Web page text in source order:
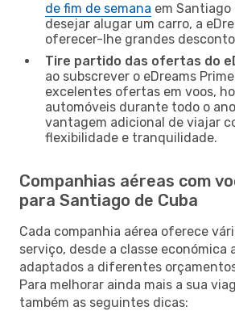
de fim de semana em Santiago
desejar alugar um carro, a
oferecer-lhe grandes
Tire partido das ofertas do
ao subscrever o eDreams
excelentes ofertas em voos,
automóveis durante todo o
vantagem adicional de viajar
flexibilidade e tranquilidade.
Companhias aéreas com
para Santiago de Cuba
Cada companhia aérea oferece
serviço, desde a classe económica
adaptados a diferentes
Para melhorar ainda mais a sua
também as seguintes dicas: